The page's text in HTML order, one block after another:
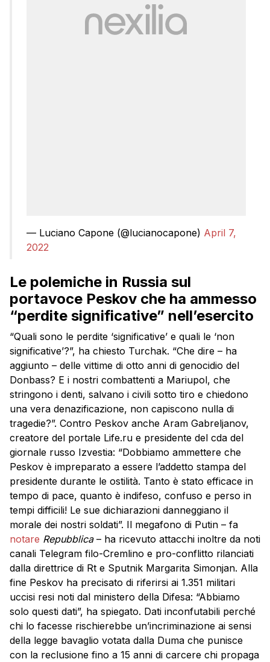
— Luciano Capone (@lucianocapone) April 7,
2022
Le polemiche in Russia sul
portavoce Peskov che ha ammesso
“perdite significative” nell’esercito
“Quali sono le perdite ‘significative’ e quali le ‘non
significative’?”, ha chiesto Turchak. “Che dire – ha
aggiunto – delle vittime di otto anni di genocidio del
Donbass? E i nostri combattenti a Mariupol, che
stringono i denti, salvano i civili sotto tiro e chiedono
una vera denazificazione, non capiscono nulla di
tragedie?”. Contro Peskov anche Aram Gabreljanov,
creatore del portale Life.ru e presidente del cda del
giornale russo Izvestia: “Dobbiamo ammettere che
Peskov è impreparato a essere l’addetto stampa del
presidente durante le ostilità. Tanto è stato efficace in
tempo di pace, quanto è indifeso, confuso e perso in
tempi difficili! Le sue dichiarazioni danneggiano il
morale dei nostri soldati”. Il megafono di Putin – fa
notare Repubblica– ha ricevuto attacchi inoltre da noti
canali Telegram filo-Cremlino e pro-conflitto rilanciati
dalla direttrice di Rt e Sputnik Margarita Simonjan. Alla
fine Peskov ha precisato di riferirsi ai 1.351 militari
uccisi resi noti dal ministero della Difesa: “Abbiamo
solo questi dati”, ha spiegato. Dati inconfutabili perché
chi lo facesse rischierebbe un’incriminazione ai sensi
della legge bavaglio votata dalla Duma che punisce
con la reclusione fino a 15 anni di carcere chi propaga